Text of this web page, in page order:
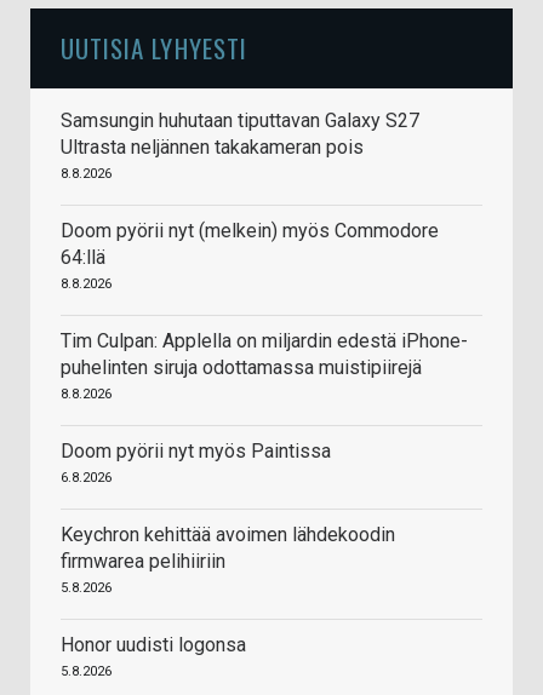
UUTISIA LYHYESTI
Samsungin huhutaan tiputtavan Galaxy S27
Ultrasta neljännen takakameran pois
8.8.2026
Doom pyörii nyt (melkein) myös Commodore
64:llä
8.8.2026
Tim Culpan: Applella on miljardin edestä iPhone-
puhelinten siruja odottamassa muistipiirejä
8.8.2026
Doom pyörii nyt myös Paintissa
6.8.2026
Keychron kehittää avoimen lähdekoodin
firmwarea pelihiiriin
5.8.2026
Honor uudisti logonsa
5.8.2026